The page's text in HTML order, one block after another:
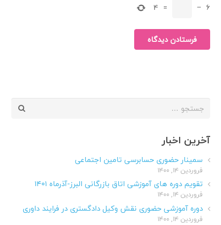
6
−
=
4
فرستادن دیدگاه
جستجو
آخرین اخبار
سمینار حضوری حسابرسی تامین اجتماعی
فروردین ۱۴, ۱۴۰۰
تقویم دوره های آموزشی اتاق بازرگانی البرز-آذرماه ۱۴۰۱
فروردین ۱۴, ۱۴۰۰
دوره آموزشی حضوری نقش وکیل دادگستری در فرایند داوری
فروردین ۱۴, ۱۴۰۰